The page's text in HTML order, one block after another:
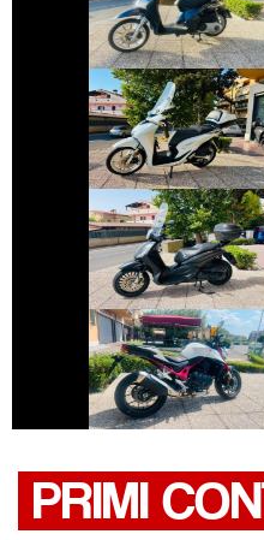
PIAGGIO LIBERTY
HONDA SH
€ 2.890 €
PIAGGIO
BEVERLY
€ 2.990 €
HONDA HORNET
€ 5.990 €
PRIMI